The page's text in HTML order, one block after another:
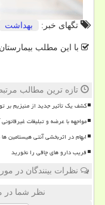
تگهای خبر: بهداشت
با این مطلب
تازه ترین مطالب
کشف یک تأثیر جدید از منیزیم بر
مواجهه با عرضه و تبلیغات
ابهام در اثربخشی آنتی هیستامین
فریب دارو های چاقی را نخورید
نظرات بینندگان در
نظر شما در